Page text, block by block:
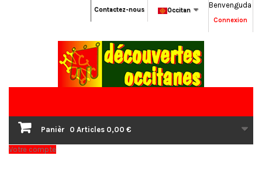
Benvenguda
Connexion
Occitan
Contactez-nous
Panièr 0 Articles 0,00 €
Votre compte